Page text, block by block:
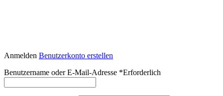
Anmelden Benutzerkonto erstellen
Benutzername oder E-Mail-Adresse *Erforderlich